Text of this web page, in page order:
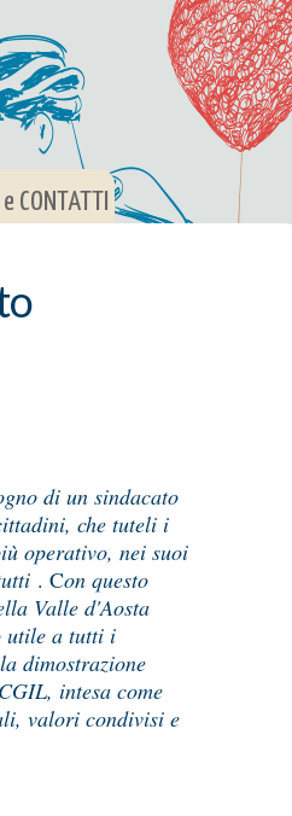
e CONTATTI
di un sindacato
che tuteli i
operativo, nei suoi
. Con questo
Valle d'Aosta
utile a tutti i
dimostrazione
intesa come
valori condivisi e